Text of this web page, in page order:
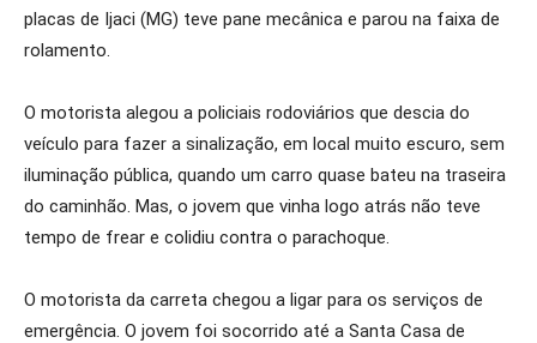
placas de Ijaci (MG) teve pane mecânica e parou na faixa de
rolamento.
O motorista alegou a policiais rodoviários que descia do
veículo para fazer a sinalização, em local muito escuro, sem
iluminação pública, quando um carro quase bateu na traseira
do caminhão. Mas, o jovem que vinha logo atrás não teve
tempo de frear e colidiu contra o parachoque.
O motorista da carreta chegou a ligar para os serviços de
emergência. O jovem foi socorrido até a Santa Casa de